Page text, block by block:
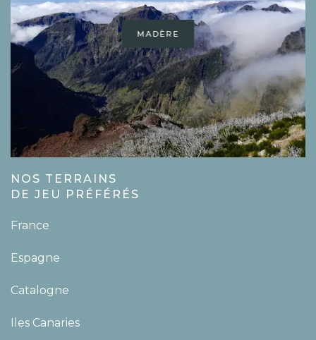
MADÈRE
NOS TERRAINS
DE JEU PRÉFÉRÉS
France
Espagne
Catalogne
Iles Canaries